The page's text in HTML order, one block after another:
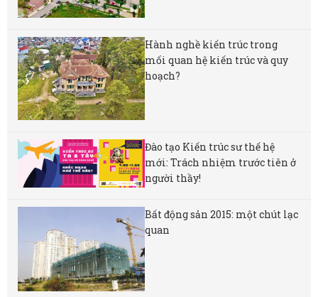
Hành nghề kiến trúc trong
mối quan hệ kiến trúc và quy
hoạch?
Đào tạo Kiến trúc sư thế hệ
mới: Trách nhiệm trước tiên ở
người thầy!
Bất động sản 2015: một chút lạc
quan